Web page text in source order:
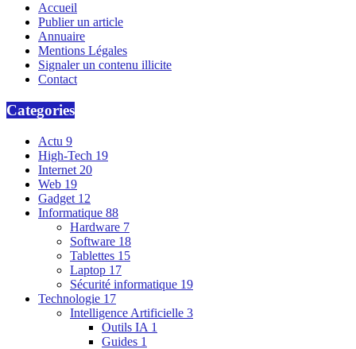
Accueil
Publier un article
Annuaire
Mentions Légales
Signaler un contenu illicite
Contact
Categories
Actu 9
High-Tech 19
Internet 20
Web 19
Gadget 12
Informatique 88
Hardware 7
Software 18
Tablettes 15
Laptop 17
Sécurité informatique 19
Technologie 17
Intelligence Artificielle 3
Outils IA 1
Guides 1